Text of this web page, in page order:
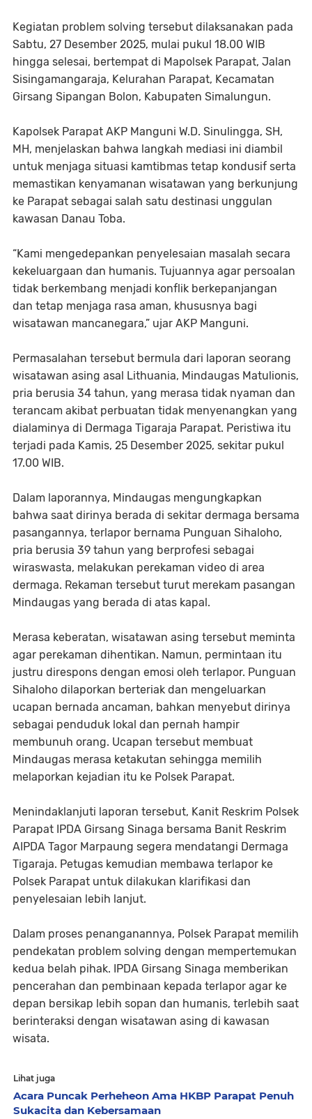
Kegiatan problem solving tersebut dilaksanakan pada
Sabtu, 27 Desember 2025, mulai pukul 18.00 WIB
hingga selesai, bertempat di Mapolsek Parapat, Jalan
Sisingamangaraja, Kelurahan Parapat, Kecamatan
Girsang Sipangan Bolon, Kabupaten Simalungun.
Kapolsek Parapat AKP Manguni W.D. Sinulingga, SH,
MH, menjelaskan bahwa langkah mediasi ini diambil
untuk menjaga situasi kamtibmas tetap kondusif serta
memastikan kenyamanan wisatawan yang berkunjung
ke Parapat sebagai salah satu destinasi unggulan
kawasan Danau Toba.
“Kami mengedepankan penyelesaian masalah secara
kekeluargaan dan humanis. Tujuannya agar persoalan
tidak berkembang menjadi konflik berkepanjangan
dan tetap menjaga rasa aman, khususnya bagi
wisatawan mancanegara,” ujar AKP Manguni.
Permasalahan tersebut bermula dari laporan seorang
wisatawan asing asal Lithuania, Mindaugas Matulionis,
pria berusia 34 tahun, yang merasa tidak nyaman dan
terancam akibat perbuatan tidak menyenangkan yang
dialaminya di Dermaga Tigaraja Parapat. Peristiwa itu
terjadi pada Kamis, 25 Desember 2025, sekitar pukul
17.00 WIB.
Dalam laporannya, Mindaugas mengungkapkan
bahwa saat dirinya berada di sekitar dermaga bersama
pasangannya, terlapor bernama Punguan Sihaloho,
pria berusia 39 tahun yang berprofesi sebagai
wiraswasta, melakukan perekaman video di area
dermaga. Rekaman tersebut turut merekam pasangan
Mindaugas yang berada di atas kapal.
Merasa keberatan, wisatawan asing tersebut meminta
agar perekaman dihentikan. Namun, permintaan itu
justru direspons dengan emosi oleh terlapor. Punguan
Sihaloho dilaporkan berteriak dan mengeluarkan
ucapan bernada ancaman, bahkan menyebut dirinya
sebagai penduduk lokal dan pernah hampir
membunuh orang. Ucapan tersebut membuat
Mindaugas merasa ketakutan sehingga memilih
melaporkan kejadian itu ke Polsek Parapat.
Menindaklanjuti laporan tersebut, Kanit Reskrim Polsek
Parapat IPDA Girsang Sinaga bersama Banit Reskrim
AIPDA Tagor Marpaung segera mendatangi Dermaga
Tigaraja. Petugas kemudian membawa terlapor ke
Polsek Parapat untuk dilakukan klarifikasi dan
penyelesaian lebih lanjut.
Dalam proses penanganannya, Polsek Parapat memilih
pendekatan problem solving dengan mempertemukan
kedua belah pihak. IPDA Girsang Sinaga memberikan
pencerahan dan pembinaan kepada terlapor agar ke
depan bersikap lebih sopan dan humanis, terlebih saat
berinteraksi dengan wisatawan asing di kawasan
wisata.
Lihat juga
Acara Puncak Perheheon Ama HKBP Parapat Penuh
Sukacita dan Kebersamaan